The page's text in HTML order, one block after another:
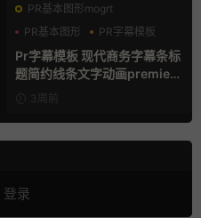
PR基本图形mogrt
PR基本图形
PR字幕模板
商务模板
Pr字幕模板 现代商务字幕条标
题简约线条文字动画premiere
模板3周前
登录